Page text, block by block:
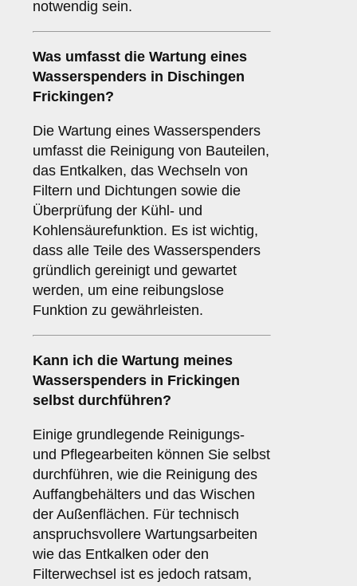
notwendig sein.
Was umfasst die Wartung eines
Wasserspenders in Dischingen
Frickingen?
Die Wartung eines Wasserspenders
umfasst die Reinigung von Bauteilen,
das Entkalken, das Wechseln von
Filtern und Dichtungen sowie die
Überprüfung der Kühl- und
Kohlensäurefunktion. Es ist wichtig,
dass alle Teile des Wasserspenders
gründlich gereinigt und gewartet
werden, um eine reibungslose
Funktion zu gewährleisten.
Kann ich die Wartung meines
Wasserspenders in Frickingen
selbst durchführen?
Einige grundlegende Reinigungs-
und Pflegearbeiten können Sie selbst
durchführen, wie die Reinigung des
Auffangbehälters und das Wischen
der Außenflächen. Für technisch
anspruchsvollere Wartungsarbeiten
wie das Entkalken oder den
Filterwechsel ist es jedoch ratsam,